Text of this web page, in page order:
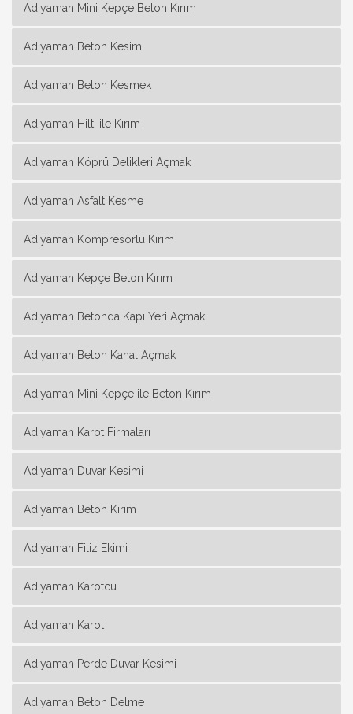
Adıyaman Mini Kepçe Beton Kırım
Adıyaman Beton Kesim
Adıyaman Beton Kesmek
Adıyaman Hilti ile Kırım
Adıyaman Köprü Delikleri Açmak
Adıyaman Asfalt Kesme
Adıyaman Kompresörlü Kırım
Adıyaman Kepçe Beton Kırım
Adıyaman Betonda Kapı Yeri Açmak
Adıyaman Beton Kanal Açmak
Adıyaman Mini Kepçe ile Beton Kırım
Adıyaman Karot Firmaları
Adıyaman Duvar Kesimi
Adıyaman Beton Kırım
Adıyaman Filiz Ekimi
Adıyaman Karotcu
Adıyaman Karot
Adıyaman Perde Duvar Kesimi
Adıyaman Beton Delme